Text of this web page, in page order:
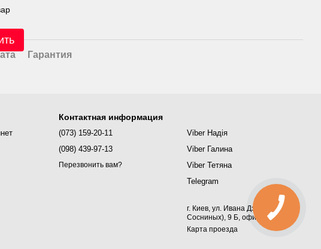
Гарантия
Контактная информация
(073) 159-20-11
(098) 439-97-13
Перезвонить вам?
Viber Надія
Viber Галина
Viber Тетяна
Telegram
г. Киев, ул. Ивана Дзюбы (Семьи
Сосниных), 9 Б, офис 367
Карта проезда